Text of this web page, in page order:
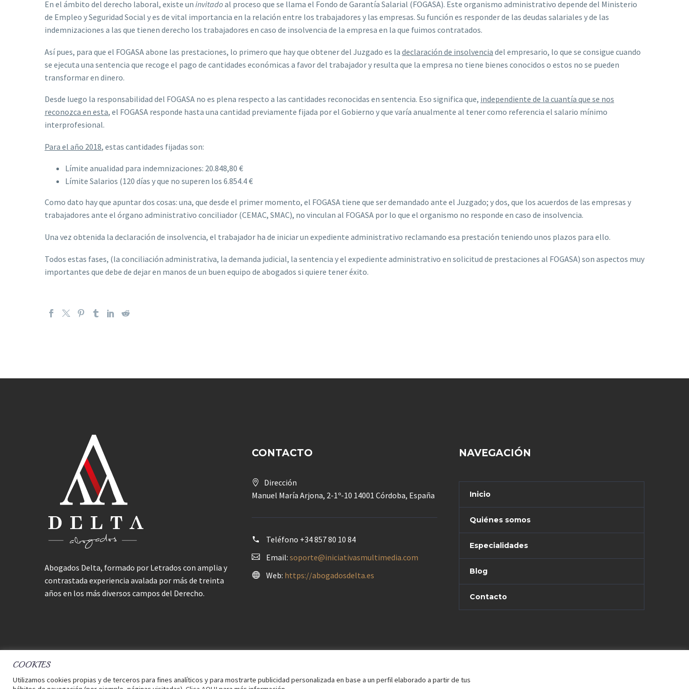
En el ámbito del derecho laboral, existe un invitadoal proceso que se llama el Fondo de Garantía Salarial (FOGASA). Este organismo administrativo depende del Ministerio
de Empleo y Seguridad Social y es de vital importancia en la relación entre los trabajadores y las empresas. Su función es responder de las deudas salariales y de las
indemnizaciones a las que tienen derecho los trabajadores en caso de insolvencia de la empresa en la que fuimos contratados.
Así pues, para que el FOGASA abone las prestaciones, lo primero que hay que obtener del Juzgado es la declaración de insolvencia del empresario, lo que se consigue cuando
se ejecuta una sentencia que recoge el pago de cantidades económicas a favor del trabajador y resulta que la empresa no tiene bienes conocidos o estos no se pueden
transformar en dinero.
Desde luego la responsabilidad del FOGASA no es plena respecto a las cantidades reconocidas en sentencia. Eso significa que, independiente de la cuantía que se nos
reconozca en esta, el FOGASA responde hasta una cantidad previamente fijada por el Gobierno y que varía anualmente al tener como referencia el salario mínimo
interprofesional.
Para el año 2018, estas cantidades fijadas son:
Límite anualidad para indemnizaciones: 20.848,80 €
Límite Salarios (120 días y que no superen los 6.854.4 €
Como dato hay que apuntar dos cosas: una, que desde el primer momento, el FOGASA tiene que ser demandado ante el Juzgado; y dos, que los acuerdos de las empresas y
trabajadores ante el órgano administrativo conciliador (CEMAC, SMAC), no vinculan al FOGASA por lo que el organismo no responde en caso de insolvencia.
Una vez obtenida la declaración de insolvencia, el trabajador ha de iniciar un expediente administrativo reclamando esa prestación teniendo unos plazos para ello.
Todos estas fases, (la conciliación administrativa, la demanda judicial, la sentencia y el expediente administrativo en solicitud de prestaciones al FOGASA) son aspectos muy
importantes que debe de dejar en manos de un buen equipo de abogados si quiere tener éxito.
Abogados Delta, formado por Letrados con amplia y
contrastada experiencia avalada por más de treinta
años en los más diversos campos del Derecho.
CONTACTO
Dirección
Manuel María Arjona, 2-1º-10 14001 Córdoba, España
Teléfono +34 857 80 10 84
Email: soporte@iniciativasmultimedia.com
Web: https://abogadosdelta.es
NAVEGACIÓN
Inicio
Quiénes somos
Especialidades
Blog
Contacto
2017 © Delta Abogados BufeteAviso
COOKIES
Utilizamos cookies propias y de terceros para fines analíticos y para mostrarte publicidad personalizada en base a un perfil elaborado a partir de tus